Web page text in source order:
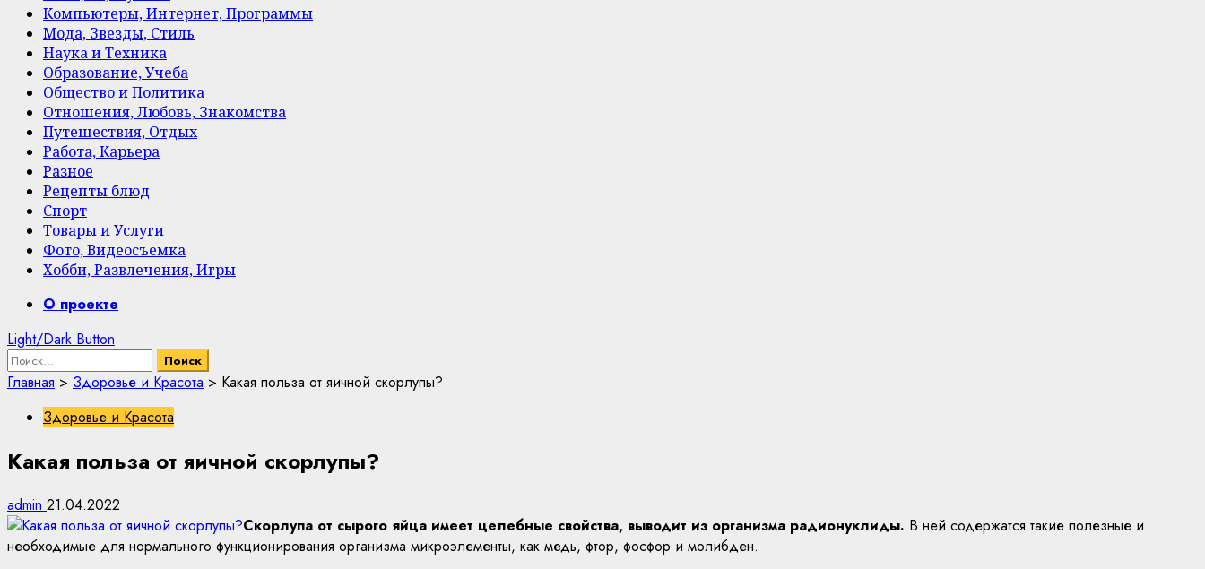
Компьютеры, Интернет, Программы
Мода, Звезды, Стиль
Наука и Техника
Образование, Учеба
Общество и Политика
Отношения, Любовь, Знакомства
Путешествия, Отдых
Работа, Карьера
Разное
Рецепты блюд
Спорт
Товары и Услуги
Фото, Видеосъемка
Хобби, Развлечения, Игры
PrimaryО проекте
Light/Dark Button
Найти:
Главная > Здоровье и Красота > Какая польза от яичной скорлупы?
Здоровье и Красота
Какая польза от яичной скорлупы?
admin 21.04.2022
Скорлупа от сырого яйца имеет целебные свойства, выводит из организма радионуклиды. В ней содержатся такие полезные и
необходимые для нормального функционирования организма микроэлементы, как медь, фтор, фосфор и молибден.